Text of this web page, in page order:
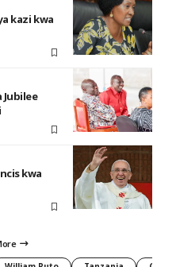
kazi kwa
Jubilee
kwa